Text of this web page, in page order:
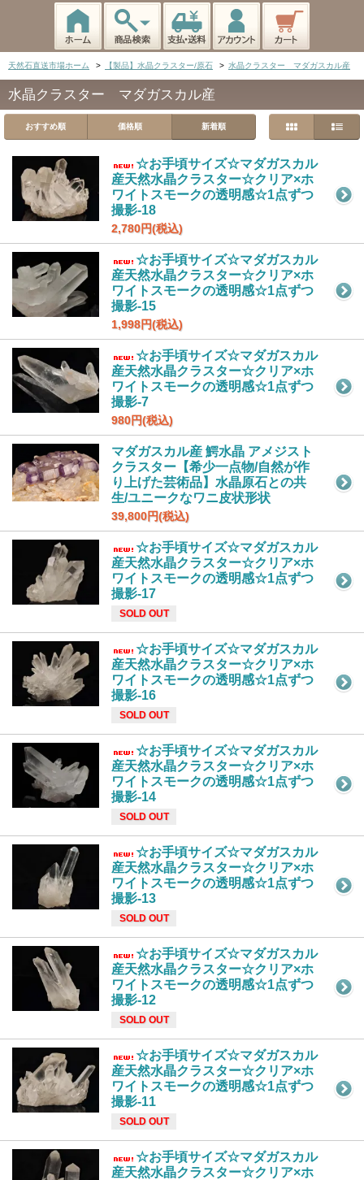
天然石直送市場ホーム > 【製品】水晶クラスター/原石 > 水晶クラスター マダガスカル産
水晶クラスター マダガスカル産
おすすめ順 価格順 新着順
☆お手頃サイズ☆マダガスカル
産天然水晶クラスター☆クリア×ホ
ワイトスモークの透明感☆1点ずつ
撮影-18
2,780円(税込)
☆お手頃サイズ☆マダガスカル
産天然水晶クラスター☆クリア×ホ
ワイトスモークの透明感☆1点ずつ
撮影-15
1,998円(税込)
☆お手頃サイズ☆マダガスカル
産天然水晶クラスター☆クリア×ホ
ワイトスモークの透明感☆1点ずつ
撮影-7
980円(税込)
マダガスカル産 鰐水晶 アメジスト
クラスター【希少一点物/自然が作
り上げた芸術品】水晶原石との共
生/ユニークなワニ皮状形状
39,800円(税込)
☆お手頃サイズ☆マダガスカル
産天然水晶クラスター☆クリア×ホ
ワイトスモークの透明感☆1点ずつ
撮影-17
SOLD OUT
☆お手頃サイズ☆マダガスカル
産天然水晶クラスター☆クリア×ホ
ワイトスモークの透明感☆1点ずつ
撮影-16
SOLD OUT
☆お手頃サイズ☆マダガスカル
産天然水晶クラスター☆クリア×ホ
ワイトスモークの透明感☆1点ずつ
撮影-14
SOLD OUT
☆お手頃サイズ☆マダガスカル
産天然水晶クラスター☆クリア×ホ
ワイトスモークの透明感☆1点ずつ
撮影-13
SOLD OUT
☆お手頃サイズ☆マダガスカル
産天然水晶クラスター☆クリア×ホ
ワイトスモークの透明感☆1点ずつ
撮影-12
SOLD OUT
☆お手頃サイズ☆マダガスカル
産天然水晶クラスター☆クリア×ホ
ワイトスモークの透明感☆1点ずつ
撮影-11
SOLD OUT
☆お手頃サイズ☆マダガスカル
産天然水晶クラスター☆クリア×ホ